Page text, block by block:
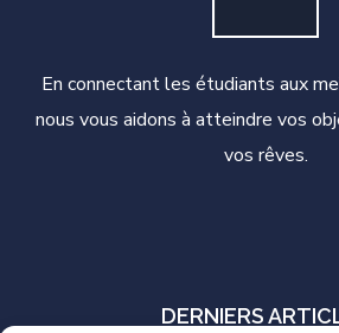
En connectant les étudiants aux
nous vous aidons à atteindre vos
vos rêves.
DERNIERS